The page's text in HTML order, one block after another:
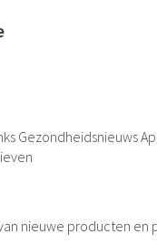
Gezondheidsnieuws
nieuwe producten en